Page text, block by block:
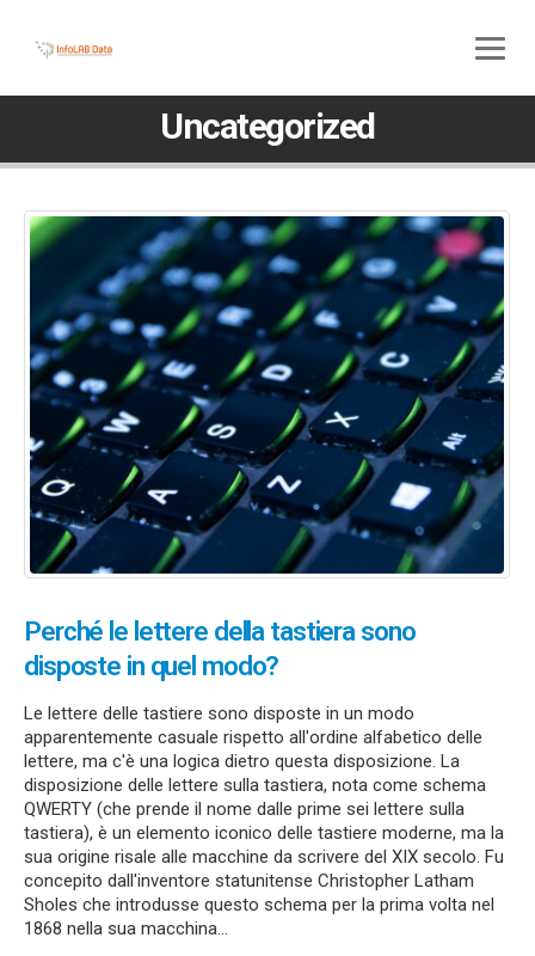
Uncategorized
Perché le lettere della tastiera sono
disposte in quel modo?
Le lettere delle tastiere sono disposte in un modo
apparentemente casuale rispetto all'ordine alfabetico delle
lettere, ma c'è una logica dietro questa disposizione. La
disposizione delle lettere sulla tastiera, nota come schema
QWERTY (che prende il nome dalle prime sei lettere sulla
tastiera), è un elemento iconico delle tastiere moderne, ma la
sua origine risale alle macchine da scrivere del XIX secolo. Fu
concepito dall'inventore statunitense Christopher Latham
Sholes che introdusse questo schema per la prima volta nel
1868 nella sua macchina...